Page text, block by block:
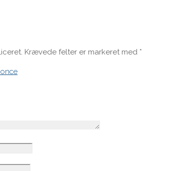
Krævede felter er markeret med *